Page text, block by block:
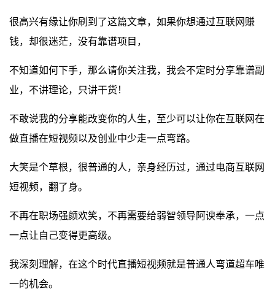
很高兴有缘让你刷到了这篇文章，如果你想通过互联网赚
钱，却很迷茫，没有靠谱项目，
不知道如何下手，那么请你关注我，我会不定时分享靠谱副
业，不讲理论，只讲干货！
不敢说我的分享能改变你的人生，至少可以让你在互联网在
做直播在短视频以及创业中少走一点弯路。
大笑是个草根，很普通的人，亲身经历过，通过电商互联网
短视频，翻了身。
不再在职场强颜欢笑，不再需要给弱智领导阿谀奉承，一点
一点让自己变得更高级。
我深刻理解，在这个时代直播短视频就是普通人弯道超车唯
一的机会。